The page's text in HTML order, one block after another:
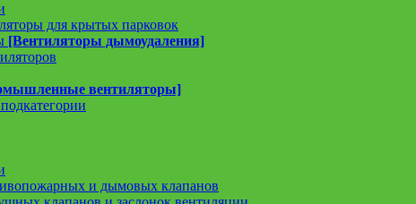
для крытых парковок
[Вентиляторы дымоудаления]
вентиляторы]
и дымовых клапанов